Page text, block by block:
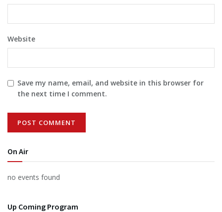
Website
Save my name, email, and website in this browser for
the next time I comment.
On Air
no events found
Up Coming Program